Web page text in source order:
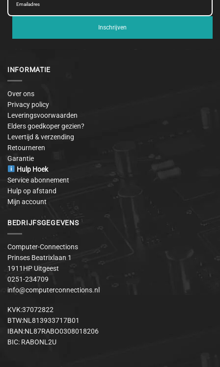
Inschrijven
INFORMATIE
Over ons
Privacy policy
Leveringsvoorwaarden
Elders goedkoper gezien?
Levertijd & verzending
Retourneren
Garantie
Hulp Hoek
Service abonnement
Hulp op afstand
Mijn account
BEDRIJFSGEGEVENS
Computer-Connections
Prinses Beatrixlaan 1
1911HP Uitgeest
0251-234709
info@computerconnections.nl
KVK:37072822
BTW:NL813933717B01
IBAN:NL87RABO0308018206
BIC: RABONL2U